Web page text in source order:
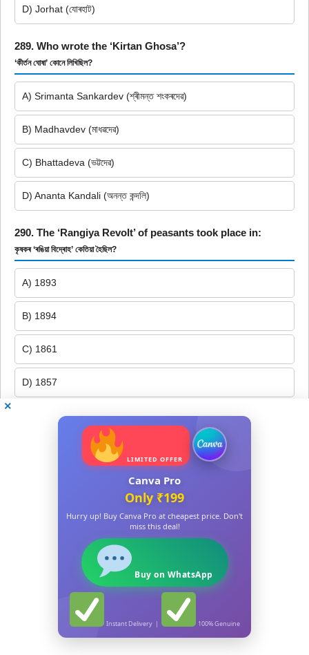
D) Jorhat (যোৰহাট)
289. Who wrote the ‘Kirtan Ghosa’?
‘কীৰ্তন ঘোষা’ কোনে লিখিছিল?
A) Srimanta Sankardev (শ্ৰীমন্ত শংকৰদেৱ)
B) Madhavdev (মাধৱদেৱ)
C) Bhattadeva (ভট্টদেৱ)
D) Ananta Kandali (অনন্ত কন্দলি)
290. The ‘Rangiya Revolt’ of peasants took place in:
কৃষকৰ ‘ৰঙিয়া বিদ্ৰোহ’ কেতিয়া হৈছিল?
A) 1893
B) 1894
C) 1861
D) 1857
291. Which river is known as ‘Luit’ in Assamese songs and
অসমীয়া গীত আৰু সাহিত্যত কোনখন নদীক ‘লুইত’ বুলি কোৱা হয়?
B) Barak (বৰাক)
C) Subansiri (সোৱণশিৰি)
292. ‘Rabha Divas’ is celebrated on:
‘ৰাভা দিৱস’ কেতিয়া পালন কৰা হয়?
LIMITED OFFER
Canva Pro
Only ₹199
Hurry up! Buy Canva Pro at cheapest price. Don't
miss this deal!
Buy on WhatsApp
Instant Delivery | 100% Genuine